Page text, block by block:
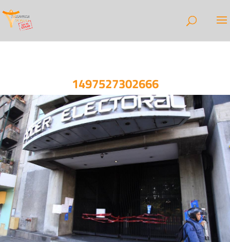
1497527302666